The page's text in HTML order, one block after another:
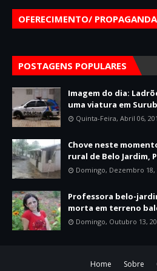
OFERECIMENTO/ PROPAGANDA
POSTAGENS POPULARES
Imagem do dia:
uma viatura em
Quinta-Feira, Abril 06,
Chove neste
rural de Belo Jardim,
Domingo, Dezembro 18,
Professora belo-
morta em terreno
Domingo, Outubro 13,
Home Sobre